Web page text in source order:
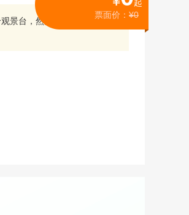
景台，然后再班车30分钟下
起
票面价： ¥0